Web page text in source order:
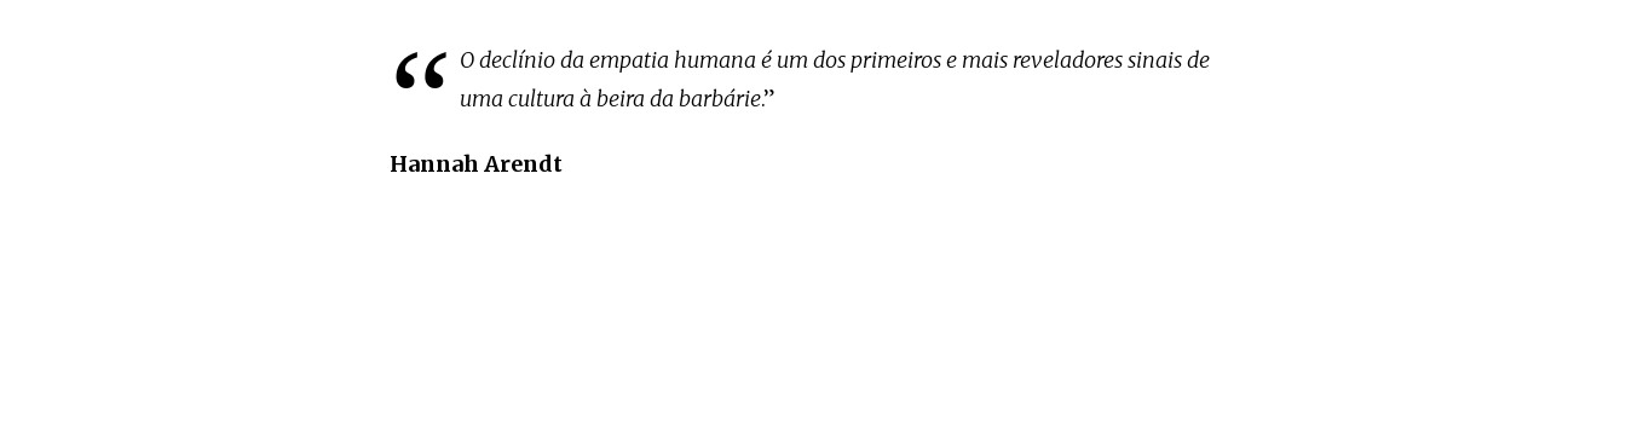
“ O declínio da empatia humana é um dos primeiros e mais reveladores sinais de
uma cultura à beira da barbárie.”
Hannah Arendt